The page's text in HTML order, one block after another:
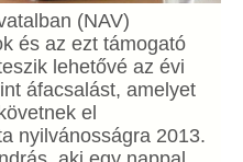
(NAV)
és az ezt támogató
lehetővé az évi
áfacsalást, amelyet
el
nyilvánosságra 2013.